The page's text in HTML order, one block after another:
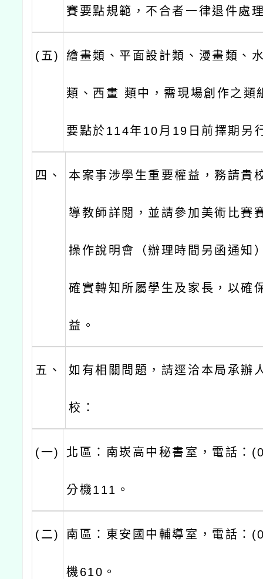
賽要點規範，不合者一律退件處
(五) 繪畫類、平面設計類、漫畫類、
類、西畫 類中，需現場創作之類
要點於114年10月19日前擇期另
四、 本案事涉學生重要權益，務請貴
導教師詳閱，並請參加美術比賽
操作說明會（辦理時間另函通知
確實轉知所屬學生及家長，以確
益。
五、 如有相關問題，請逕洽本局承辦
校：
(一) 北區：南崁高中秘書室，電話：
分機111。
(二) 南區：東安國中輔導室，電話：
機610。